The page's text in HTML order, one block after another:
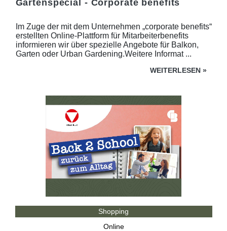
Gartenspecial - Corporate benefits
Im Zuge der mit dem Unternehmen „corporate benefits“
erstellten Online-Plattform für Mitarbeiterbenefits
informieren wir über spezielle Angebote für Balkon,
Garten oder Urban Gardening.Weitere Informat ...
WEITERLESEN »
Shopping
Online